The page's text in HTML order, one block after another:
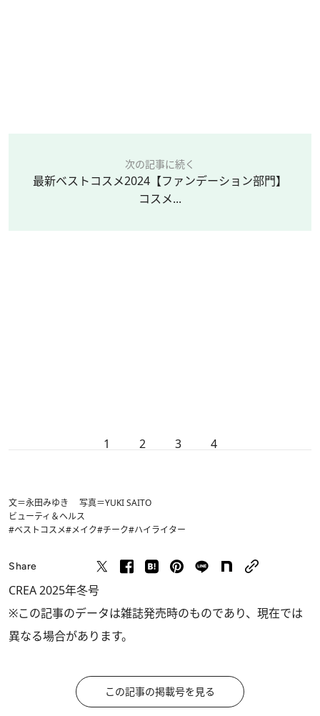
次の記事に続く
最新ベストコスメ2024【ファンデーション部門】
コスメ...
1 2 3 4
文＝永田みゆき 写真＝YUKI SAITO
ビューティ＆ヘルス
#ベストコスメ#メイク#チーク#ハイライター
Share
CREA 2025年冬号
※この記事のデータは雑誌発売時のものであり、現在では
異なる場合があります。
この記事の掲載号を見る